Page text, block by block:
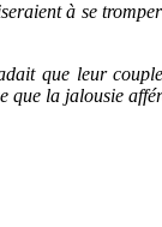
à se
que leur
que la jalousie